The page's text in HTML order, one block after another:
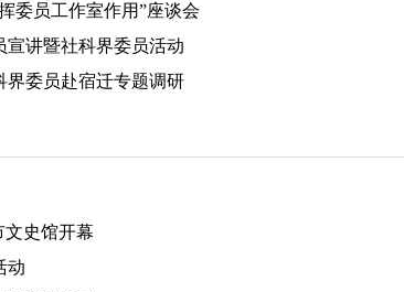
委员工作室作用”座谈会
讲暨社科界委员活动
界委员赴宿迁专题调研
文史馆开幕
动